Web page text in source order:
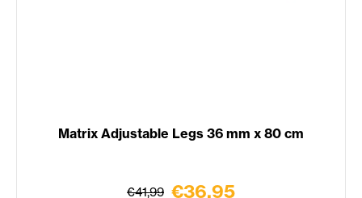
Matrix Adjustable Legs 36 mm x 80 cm
€41,99 €36,95